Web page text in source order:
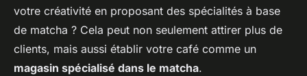
votre créativité en proposant des spécialités à base
de matcha ? Cela peut non seulement attirer plus de
clients, mais aussi établir votre café comme un
magasin spécialisé dans le matcha.